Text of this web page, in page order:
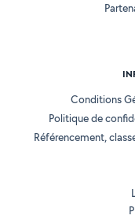
Conditions
Politique de
Référencement,